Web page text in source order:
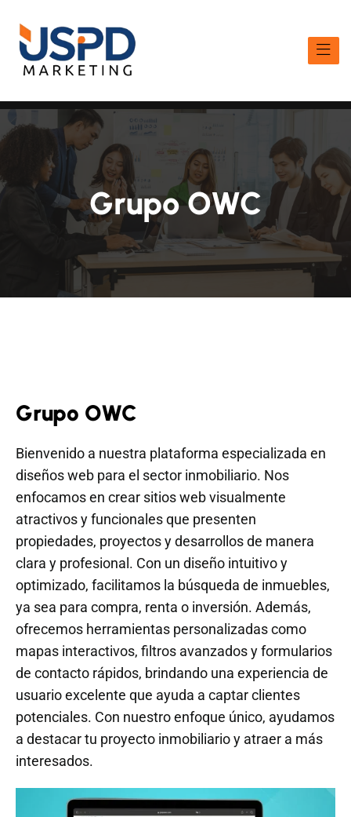
Grupo OWC
Grupo OWC
Bienvenido a nuestra plataforma especializada en
diseños web para el sector inmobiliario. Nos
enfocamos en crear sitios web visualmente
atractivos y funcionales que presenten
propiedades, proyectos y desarrollos de manera
clara y profesional. Con un diseño intuitivo y
optimizado, facilitamos la búsqueda de inmuebles,
ya sea para compra, renta o inversión. Además,
ofrecemos herramientas personalizadas como
mapas interactivos, filtros avanzados y formularios
de contacto rápidos, brindando una experiencia de
usuario excelente que ayuda a captar clientes
potenciales. Con nuestro enfoque único, ayudamos
a destacar tu proyecto inmobiliario y atraer a más
interesados.